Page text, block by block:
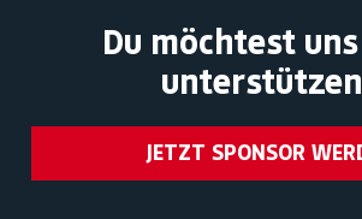
Du möchtest
JETZT SPONSOR